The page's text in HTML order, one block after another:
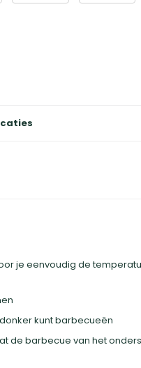
je eenvoudig de
kunt barbecueën
de barbecue van het